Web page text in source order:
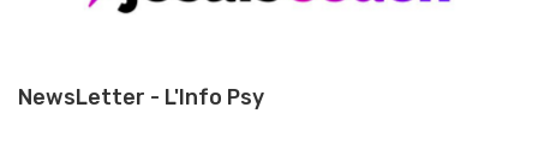
NewsLetter - L'Info Psy